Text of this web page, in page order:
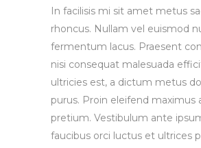
In facilisis mi sit amet metus
rhoncus. Nullam vel euismod
fermentum lacus. Praesent
nisi consequat malesuada
ultricies est, a dictum metus
purus. Proin eleifend maximus
pretium. Vestibulum ante
faucibus orci luctus et ultrices